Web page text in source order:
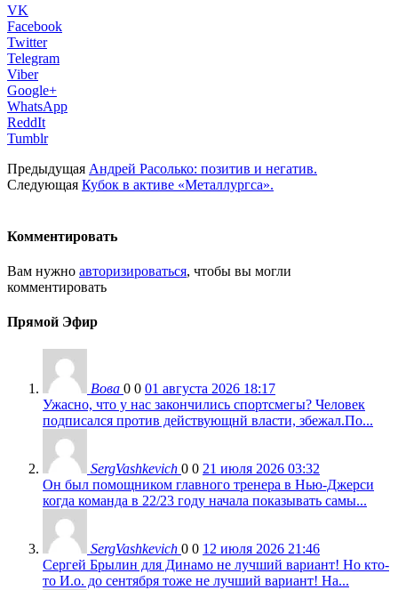
VK
Facebook
Twitter
Telegram
Viber
Google+
WhatsApp
ReddIt
Tumblr
Предыдущая Андрей Расолько: позитив и негатив.
Следующая Кубок в активе «Металлургса».
Комментировать
Вам нужно авторизироваться, чтобы вы могли
комментировать
Прямой Эфир
Вова 0 0 01 августа 2026 18:17
Ужасно, что у нас закончились спортсмегы? Человек
подписался против действующнй власти, збежал.По...
SergVashkevich 0 0 21 июля 2026 03:32
Он был помощником главного тренера в Нью-Джерси
когда команда в 22/23 году начала показывать самы...
SergVashkevich 0 0 12 июля 2026 21:46
Сергей Брылин для Динамо не лучший вариант! Но кто-
то И.о. до сентября тоже не лучший вариант! На...